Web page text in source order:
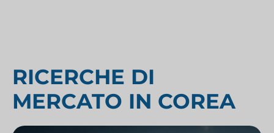
RICERCHE DI
MERCATO IN COREA